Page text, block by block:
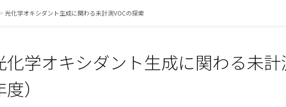
> 光化学オキシダント生成に関わる未計測VOCの探索
化学オキシダント生成に関わる未
）